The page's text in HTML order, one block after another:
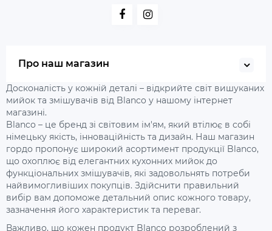
Про наш магазин
Досконалість у кожній деталі – відкрийте світ вишуканих
мийок та змішувачів від Blanco у нашому інтернет
магазині.
Blanco – це бренд зі світовим ім'ям, який втілює в собі
німецьку якість, інноваційність та дизайн. Наш магазин
гордо пропонує широкий асортимент продукції Blanco,
що охоплює від елегантних кухонних мийок до
функціональних змішувачів, які задовольнять потреби
найвимогливіших покупців. Здійснити правильний
вибір вам допоможе детальний опис кожного товару,
зазначення його характеристик та переваг.
Важливо, що кожен продукт Blanco розроблений з